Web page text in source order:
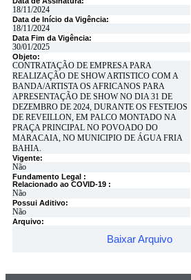
18/11/2024
Data de Início da Vigência:
18/11/2024
Data Fim da Vigência:
30/01/2025
Objeto:
CONTRATAÇÃO DE EMPRESA PARA
REALIZAÇÃO DE SHOW ARTISTICO COM A
BANDA/ARTISTA OS AFRICANOS PARA
APRESENTAÇÃO DE SHOW NO DIA 31 DE
DEZEMBRO DE 2024, DURANTE OS FESTEJOS
DE REVEILLON, EM PALCO MONTADO NA
PRAÇA PRINCIPAL NO POVOADO DO
MARACAIA, NO MUNICIPIO DE ÁGUA FRIA
BAHIA.
Vigente:
Não
Fundamento Legal :​
Relacionado ao COVID-19 :​
Não
Possui Aditivo:​
Não
Arquivo:
Baixar Arquivo